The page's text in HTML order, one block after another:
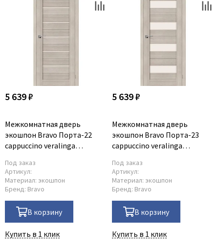
5 639 ₽
Межкомнатная дверь
экошпон Bravo Порта-22
cappuccino veralinga
Под заказ
Артикул:
Материал: экошпон
Бренд: Bravo
В корзину
Купить в 1 клик
5 639 ₽
Межкомнатная дверь
экошпон Bravo Порта-23
cappuccino veralinga
Под заказ
Артикул:
Материал: экошпон
Бренд: Bravo
В корзину
Купить в 1 клик